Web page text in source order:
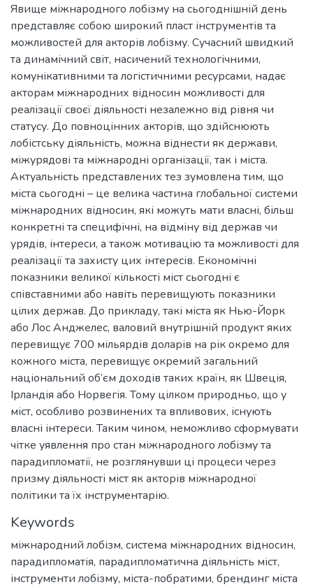
Явище міжнародного лобізму на сьогоднішній день
представляє собою широкий пласт інструментів та
можливостей для акторів лобізму. Сучасний швидкий
та динамічний світ, насичений технологічними,
комунікативними та логістичними ресурсами, надає
акторам міжнародних відносин можливості для
реалізації своєї діяльності незалежно від рівня чи
статусу. До повноцінних акторів, що здійснюють
лобістську діяльність, можна віднести як держави,
міжурядові та міжнародні організації, так і міста.
Актуальність представлених тез зумовлена тим, що
міста сьогодні – це велика частина глобальної системи
міжнародних відносин, які можуть мати власні, більш
конкретні та специфічні, на відміну від держав чи
урядів, інтереси, а також мотивацію та можливості для
реалізації та захисту цих інтересів. Економічні
показники великої кількості міст сьогодні є
співставними або навіть перевищують показники
цілих держав. До прикладу, такі міста як Нью-Йорк
або Лос Анджелес, валовий внутрішній продукт яких
перевищує 700 мільярдів доларів на рік окремо для
кожного міста, перевищує окремий загальний
національний об’єм доходів таких країн, як Швеція,
Ірландія або Норвегія. Тому цілком природньо, що у
міст, особливо розвинених та впливових, існують
власні інтереси. Таким чином, неможливо сформувати
чітке уявлення про стан міжнародного лобізму та
парадипломатії, не розглянувши ці процеси через
призму діяльності міст як акторів міжнародної
політики та їх інструментарію.
Keywords
міжнародний лобізм, система міжнародних відносин,
парадипломатія, парадипломатична діяльність міст,
інструменти лобізму, міста-побратими, брендинг міста